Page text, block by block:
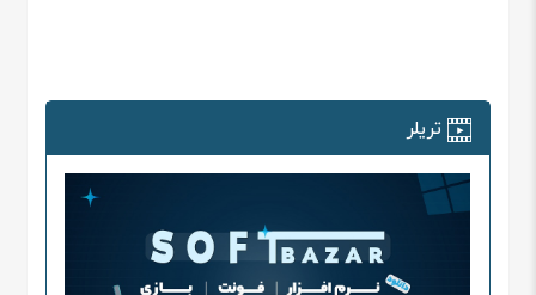
تریلر